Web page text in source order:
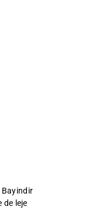
Bayindir
de leje